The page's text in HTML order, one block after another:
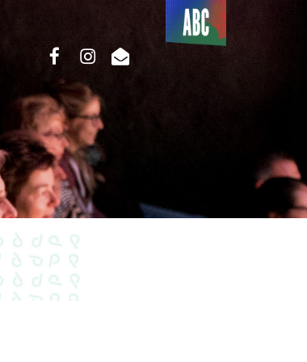
Du côté
de l’ABC
facebookinstagram
email